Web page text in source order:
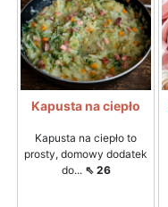
Kapusta na ciepło
Kapusta na ciepło to
prosty, domowy dodatek
do... ⇖ 26